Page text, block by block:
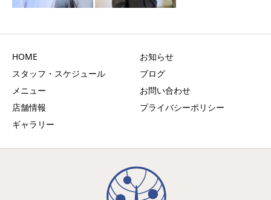
HOME
スタッフ・スケジュール
メニュー
店舗情報
ギャラリー
お知らせ
ブログ
お問い合わせ
プライバシーポリシー